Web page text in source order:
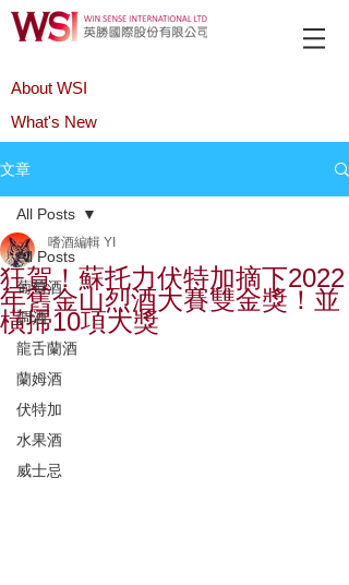
About WSI
What's New
文章
All Posts
葡萄酒
調酒
龍舌蘭酒
蘭姆酒
伏特加
水果酒
威士忌
All Posts
狂賀！蘇托力伏特加摘下2022
年舊金山烈酒大賽雙金獎！並
橫掃10項大獎
嗜酒編輯 YI